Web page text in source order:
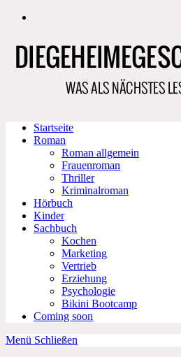
Zum
Startseite
Roman
Roman allgemein
Frauenroman
Thriller
Kriminalroman
Hörbuch
Kinder
Sachbuch
Kochen
Marketing
Vertrieb
Erziehung
Psychologie
Bikini Bootcamp
Coming soon
Menü Schließen